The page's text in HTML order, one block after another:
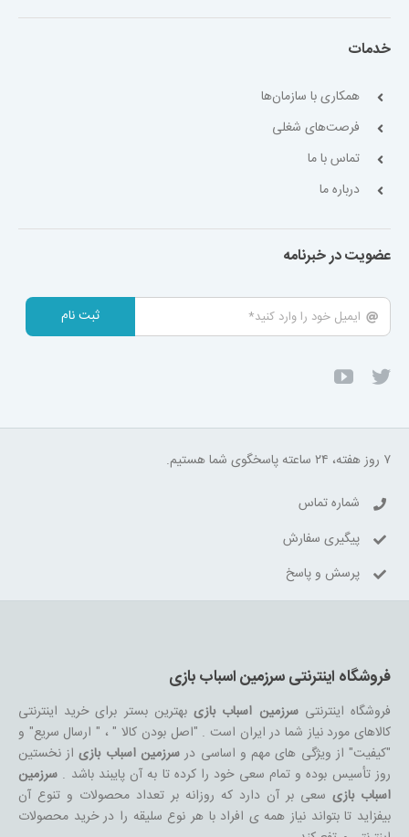
خدمات
همکاری با سازمان‌ها
فرصت‌های شغلی
تماس با ما
درباره ما
عضویت در خبرنامه
ثبت نام
۷ روز هفته، ۲۴ ساعته پاسخگوی شما هستیم.
شماره تماس
پیگیری سفارش
پرسش و پاسخ
فروشگاه اینترنتی سرزمین اسباب بازی
فروشگاه اینترنتیسرزمین اسباب بازیبهترین بستر برای خرید اینترنتی
کالاهای مورد نیاز شما در ایران است . "اصل بودن کالا " ، " ارسال سریع" و
"کیفیت" از ویژگی های مهم و اساسی در سرزمین اسباب بازیاز نخستین
روز تأسیس بوده و تمام سعی خود را کرده تا به آن پایبند باشد .سرزمین
اسباب بازیسعی بر آن دارد که روزانه بر تعداد محصولات و تنوع آن
بیفزاید تا بتواند نیاز همه ی افراد با هر نوع سلیقه را در خرید محصولات